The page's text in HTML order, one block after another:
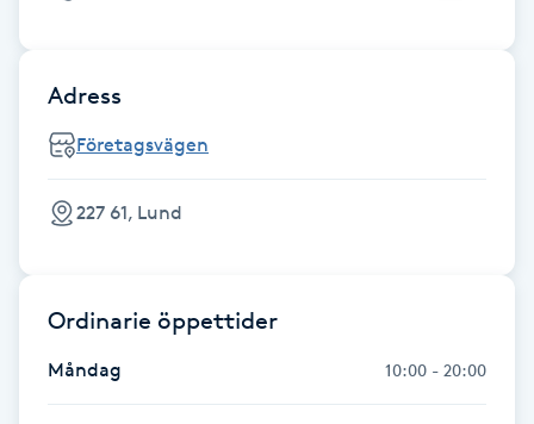
Kinesiologi
Kinesisk medicin
Kiropraktik
Adress
Företagsvägen
227 61, Lund
Ordinarie öppettider
Måndag 10:00 - 20:00